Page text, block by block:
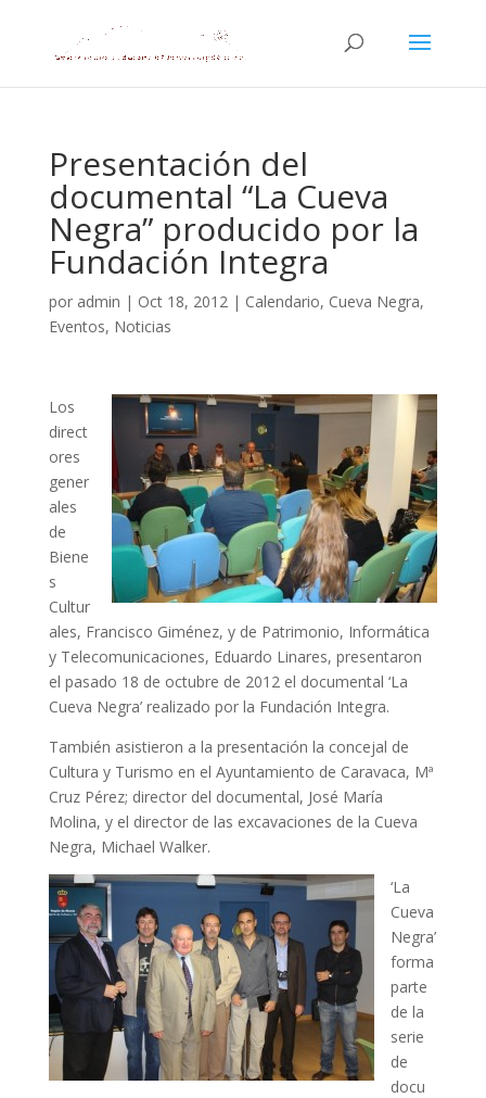
Presentación del
documental “La Cueva
Negra” producido por la
Fundación Integra
por admin | Oct 18, 2012| Calendario, Cueva Negra,
Eventos, Noticias
Los
direct
ores
gener
ales
de
Biene
s
Cultur
ales, Francisco Giménez, y de Patrimonio, Informática
y Telecomunicaciones, Eduardo Linares, presentaron
el pasado 18 de octubre de 2012 el documental ‘La
Cueva Negra’ realizado por la Fundación Integra.
También asistieron a la presentación la concejal de
Cultura y Turismo en el Ayuntamiento de Caravaca, Mª
Cruz Pérez; director del documental, José María
Molina, y el director de las excavaciones de la Cueva
Negra, Michael Walker.
‘La
Cueva
Negra’
forma
parte
de la
serie
de
docu